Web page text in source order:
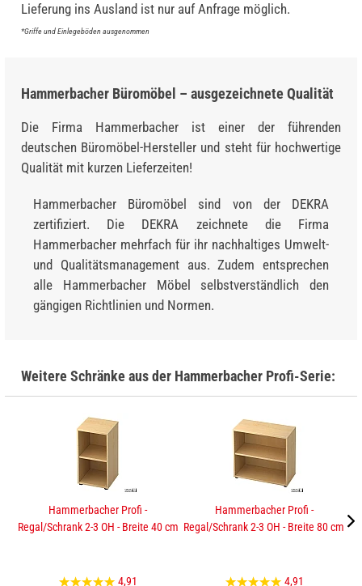
Lieferung ins Ausland ist nur auf Anfrage möglich.
*Griffe und Einlegeböden ausgenommen
Hammerbacher Büromöbel – ausgezeichnete Qualität
Die Firma Hammerbacher ist einer der führenden
deutschen Büromöbel-Hersteller und steht für hochwertige
Qualität mit kurzen Lieferzeiten!
Hammerbacher Büromöbel sind von der DEKRA
zertifiziert. Die DEKRA zeichnete die Firma
Hammerbacher mehrfach für ihr nachhaltiges Umwelt-
und Qualitätsmanagement aus. Zudem entsprechen
alle Hammerbacher Möbel selbstverständlich den
gängigen Richtlinien und Normen.
Weitere Schränke aus der Hammerbacher Profi-Serie:
Hammerbacher Profi -
Regal/Schrank 2-3 OH - Breite 40 cm
4,91
Hammerbacher Profi -
Regal/Schrank 2-3 OH - Breite 80 cm
4,91